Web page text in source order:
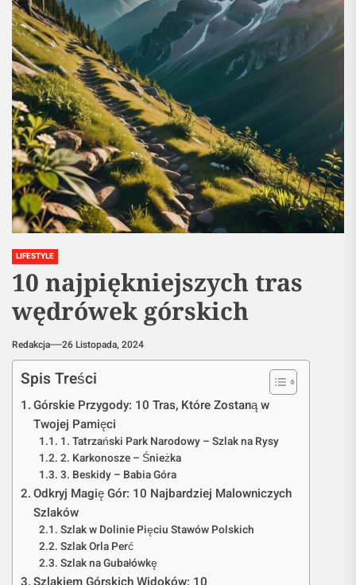
LIFESTYLE
10 najpiękniejszych tras
wędrówek górskich
Redakcja 26 Listopada, 2024
Spis Treści
Górskie Przygody: 10 Tras, Które Zostaną w
Twojej Pamięci
1. Tatrzański Park Narodowy – Szlak na Rysy
2. Karkonosze – Śnieżka
3. Beskidy – Babia Góra
Odkryj Magię Gór: 10 Najbardziej Malowniczych
Szlaków
Szlak w Dolinie Pięciu Stawów Polskich
Szlak Orla Perć
Szlak na Gubałówkę